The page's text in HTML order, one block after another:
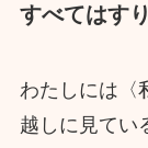
すべてはす
わたしには〈
越しに見てい